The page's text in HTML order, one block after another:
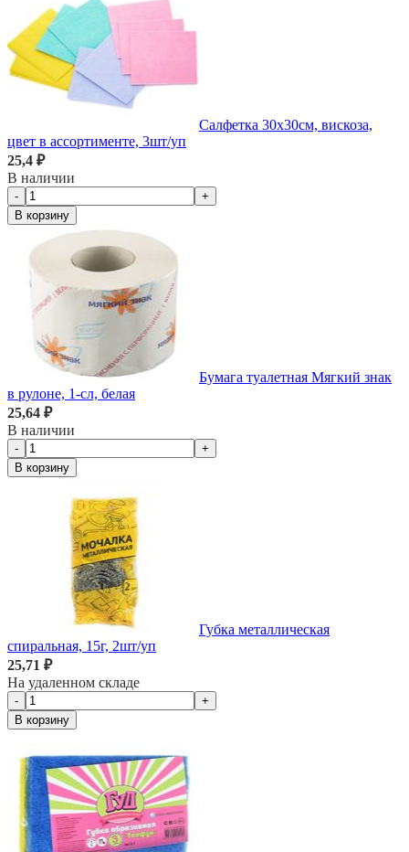
Салфетка 30х30см, вискоза,
цвет в ассортименте, 3шт/уп
25,4 ₽
В наличии
-
+
В корзину
Бумага туалетная Мягкий знак
в рулоне, 1-сл, белая
25,64 ₽
В наличии
-
+
В корзину
Губка металлическая
спиральная, 15г, 2шт/уп
25,71 ₽
На удаленном складе
-
+
В корзину